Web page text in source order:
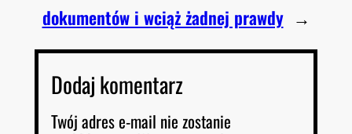
dokumentów i wciąż żadnej prawdy →
Dodaj komentarz
Twój adres e-mail nie zostanie